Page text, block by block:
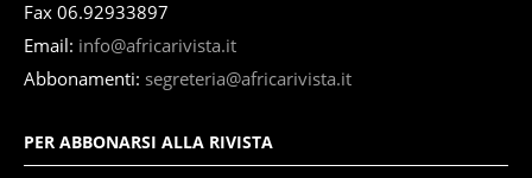
Fax 06.92933897
Email: info@africarivista.it
Abbonamenti: segreteria@africarivista.it
PER ABBONARSI ALLA RIVISTA